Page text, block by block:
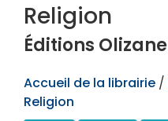
Religion
Éditions Olizane
Accueil de la librairie /
Religion